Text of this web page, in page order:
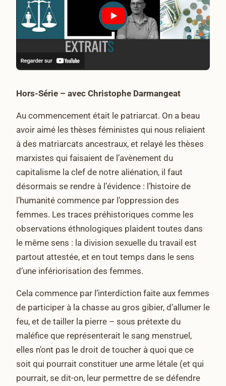
Hors-Série – avec Christophe Darmangeat
Au commencement était le patriarcat. On a beau
avoir aimé les thèses féministes qui nous reliaient
à des matriarcats ancestraux, et relayé les thèses
marxistes qui faisaient de l’avènement du
capitalisme la clef de notre aliénation, il faut
désormais se rendre à l’évidence : l’histoire de
l’humanité commence par l’oppression des
femmes. Les traces préhistoriques comme les
observations éthnologiques plaident toutes dans
le même sens : la division sexuelle du travail est
partout attestée, et en tout temps dans le sens
d’une infériorisation des femmes.
Cela commence par l’interdiction faite aux femmes
de participer à la chasse au gros gibier, d’allumer le
feu, et de tailler la pierre – sous prétexte du
maléfice que représenterait le sang menstruel,
elles n’ont pas le droit de toucher à quoi que ce
soit qui pourrait constituer une arme létale (et qui
pourrait, se dit-on, leur permettre de se défendre